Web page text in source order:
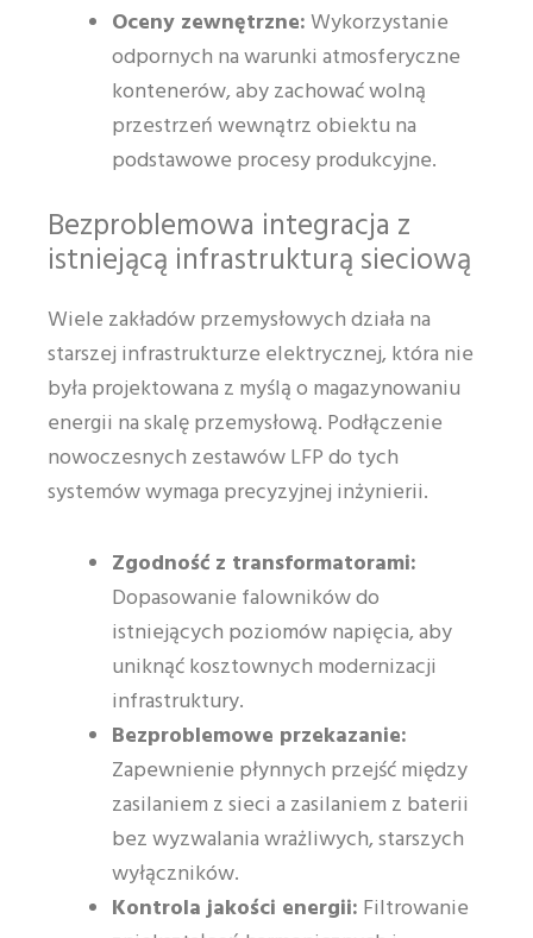
Oceny zewnętrzne:Wykorzystanie
odpornych na warunki atmosferyczne
kontenerów, aby zachować wolną
przestrzeń wewnątrz obiektu na
podstawowe procesy produkcyjne.
Bezproblemowa integracja z
istniejącą infrastrukturą sieciową
Wiele zakładów przemysłowych działa na
starszej infrastrukturze elektrycznej, która nie
była projektowana z myślą o magazynowaniu
energii na skalę przemysłową. Podłączenie
nowoczesnych zestawów LFP do tych
systemów wymaga precyzyjnej inżynierii.
Zgodność z transformatorami:
Dopasowanie falowników do
istniejących poziomów napięcia, aby
uniknąć kosztownych modernizacji
infrastruktury.
Bezproblemowe przekazanie:
Zapewnienie płynnych przejść między
zasilaniem z sieci a zasilaniem z baterii
bez wyzwalania wrażliwych, starszych
wyłączników.
Kontrola jakości energii: Filtrowanie